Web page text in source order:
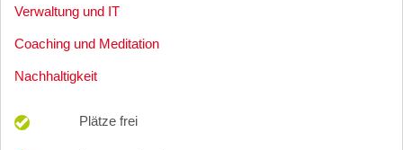
Verwaltung und IT
Coaching und Meditation
Nachhaltigkeit
Plätze frei